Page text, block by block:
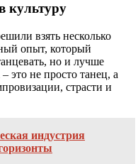
культуру
взять несколько
опыт, который
но и лучше
это не просто танец, а
страсти и
индустрия